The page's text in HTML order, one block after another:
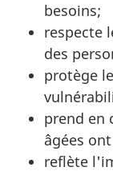
besoins;
respecte
des
protège
prend en
âgées
reflète